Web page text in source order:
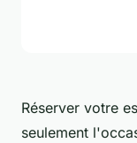
Réserver votre
seulement